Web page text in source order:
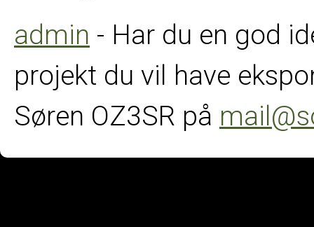
admin - Har du en god
projekt du vil have
Søren OZ3SR på